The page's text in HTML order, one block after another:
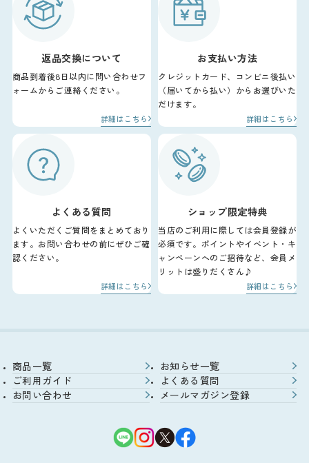
返品交換について
商品到着後8日以内に問い合わせフ
ォームからご連絡ください。
詳細はこちら
お支払い方法
クレジットカード、コンビニ後払い
（届いてから払い）からお選びいた
だけます。
詳細はこちら
よくある質問
よくいただくご質問をまとめており
ます。お問い合わせの前にぜひご確
認ください。
詳細はこちら
ショップ限定特典
当店のご利用に際しては会員登録が
必須です。ポイントやイベント・キ
ャンペーンへのご招待など、会員メ
リットは盛りだくさん♪
詳細はこちら
商品一覧
お知らせ一覧
ご利用ガイド
よくある質問
お問い合わせ
メールマガジン登録